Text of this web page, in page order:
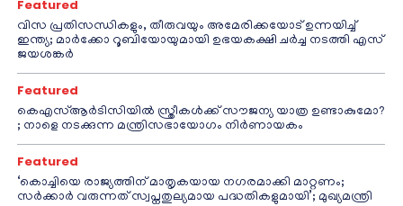
Featured
വിസ പ്രതിസന്ധികളും, തീരുവയും അമേരിക്കയോട് ഉന്നയിച്ച്
ഇന്ത്യ; മാർക്കോ റൂബിയോയുമായി ഉഭയകക്ഷി ചർച്ച നടത്തി എസ്
ജയശങ്കർ
Featured
കെഎസ്ആർടിസിയിൽ സ്ത്രീകൾക്ക് സൗജന്യ യാത്ര ഉണ്ടാകുമോ?
; നാളെ നടക്കുന്ന മന്ത്രിസഭായോഗം നിർണായകം
Featured
‘കൊച്ചിയെ രാജ്യത്തിന് മാതൃകയായ നഗരമാക്കി മാറ്റണം;
സർക്കാർ വരുന്നത് സ്വപ്നതുല്യമായ പദ്ധതികളുമായി’; മുഖ്യമന്ത്രി